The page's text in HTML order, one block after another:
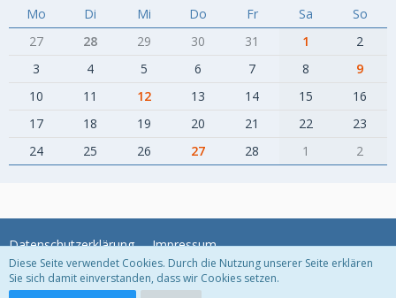
Mo Di Mi Do Fr Sa
So
27
28 29 30 31 1
2
3
4 5 6 7 8
9
10
11 12 13 14 15
16
17
18 19 20 21 22
23
24
25 26 27 28 1 2
Datenschutzerklärung Impressum
Diese Seite verwendet Cookies. Durch die Nutzung unserer Seite erklären
Sie sich damit einverstanden, dass wir Cookies setzen.